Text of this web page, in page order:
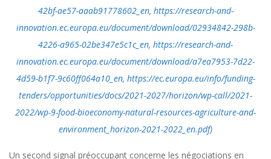
42bf-ae57-aaab91778602_en, https://research-and-
innovation.ec.europa.eu/document/download/02934842-298b-
4226-a965-02be347e5c1c_en, https://research-and-
innovation.ec.europa.eu/document/download/a7ea7953-7d22-
4d59-b1f7-9c60ff064a10_en, https://ec.europa.eu/info/funding-
tenders/opportunities/docs/2021-2027/horizon/wp-call/2021-
2022/wp-9-food-bioeconomy-natural-resources-agriculture-and-
environment_horizon-2021-2022_en.pdf)
Un second signal préoccupant concerne les négociations en